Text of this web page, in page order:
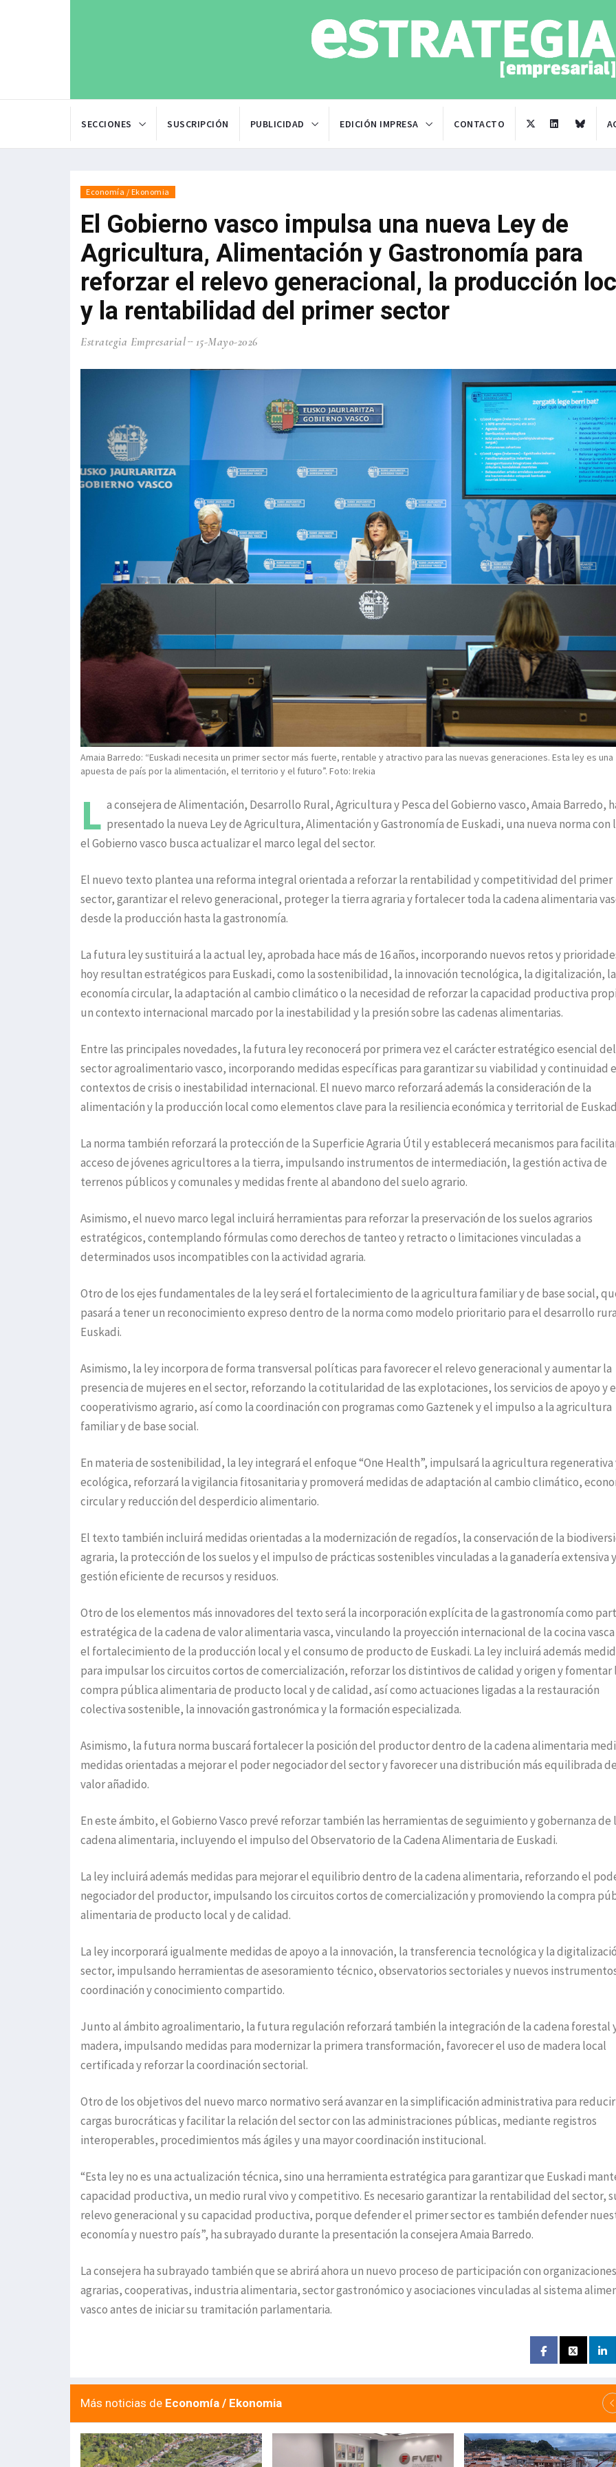
SECCIONES SUSCRIPCIÓN PUBLICIDAD EDICIÓN IMPRESA CONTACTO
Economía / Ekonomia
El Gobierno vasco impulsa una nueva Ley de
Agricultura, Alimentación y Gastronomía para
reforzar el relevo generacional, la producción
y la rentabilidad del primer sector
Estrategia Empresarial 15-Mayo-2026
Amaia Barredo: “Euskadi necesita un primer sector más fuerte, rentable y atractivo para las nuevas generaciones. Esta ley es una
apuesta de país por la alimentación, el territorio y el futuro”. Foto: Irekia
L a consejera de Alimentación, Desarrollo Rural, Agricultura y Pesca del Gobierno vasco, Amaia Barredo,
presentado la nueva Ley de Agricultura, Alimentación y Gastronomía de Euskadi, una nueva norma con
el Gobierno vasco busca actualizar el marco legal del sector.
El nuevo texto plantea una reforma integral orientada a reforzar la rentabilidad y competitividad del primer
sector, garantizar el relevo generacional, proteger la tierra agraria y fortalecer toda la cadena alimentaria
desde la producción hasta la gastronomía.
La futura ley sustituirá a la actual ley, aprobada hace más de 16 años, incorporando nuevos retos y
hoy resultan estratégicos para Euskadi, como la sostenibilidad, la innovación tecnológica, la digitalización, la
economía circular, la adaptación al cambio climático o la necesidad de reforzar la capacidad productiva
un contexto internacional marcado por la inestabilidad y la presión sobre las cadenas alimentarias.
Entre las principales novedades, la futura ley reconocerá por primera vez el carácter estratégico esencial del
sector agroalimentario vasco, incorporando medidas específicas para garantizar su viabilidad y continuidad
contextos de crisis o inestabilidad internacional. El nuevo marco reforzará además la consideración de la
alimentación y la producción local como elementos clave para la resiliencia económica y territorial de
La norma también reforzará la protección de la Superficie Agraria Útil y establecerá mecanismos para
acceso de jóvenes agricultores a la tierra, impulsando instrumentos de intermediación, la gestión activa de
terrenos públicos y comunales y medidas frente al abandono del suelo agrario.
Asimismo, el nuevo marco legal incluirá herramientas para reforzar la preservación de los suelos agrarios
estratégicos, contemplando fórmulas como derechos de tanteo y retracto o limitaciones vinculadas a
determinados usos incompatibles con la actividad agraria.
Otro de los ejes fundamentales de la ley será el fortalecimiento de la agricultura familiar y de base social,
pasará a tener un reconocimiento expreso dentro de la norma como modelo prioritario para el desarrollo
Euskadi.
Asimismo, la ley incorpora de forma transversal políticas para favorecer el relevo generacional y aumentar la
presencia de mujeres en el sector, reforzando la cotitularidad de las explotaciones, los servicios de apoyo y
cooperativismo agrario, así como la coordinación con programas como Gaztenek y el impulso a la agricultura
familiar y de base social.
En materia de sostenibilidad, la ley integrará el enfoque “One Health”, impulsará la agricultura regenerativa
ecológica, reforzará la vigilancia fitosanitaria y promoverá medidas de adaptación al cambio climático,
circular y reducción del desperdicio alimentario.
El texto también incluirá medidas orientadas a la modernización de regadíos, la conservación de la
agraria, la protección de los suelos y el impulso de prácticas sostenibles vinculadas a la ganadería extensiva
gestión eficiente de recursos y residuos.
Otro de los elementos más innovadores del texto será la incorporación explícita de la gastronomía como
estratégica de la cadena de valor alimentaria vasca, vinculando la proyección internacional de la cocina
el fortalecimiento de la producción local y el consumo de producto de Euskadi. La ley incluirá además
para impulsar los circuitos cortos de comercialización, reforzar los distintivos de calidad y origen y fomentar
compra pública alimentaria de producto local y de calidad, así como actuaciones ligadas a la restauración
colectiva sostenible, la innovación gastronómica y la formación especializada.
Asimismo, la futura norma buscará fortalecer la posición del productor dentro de la cadena alimentaria
medidas orientadas a mejorar el poder negociador del sector y favorecer una distribución más equilibrada
valor añadido.
En este ámbito, el Gobierno Vasco prevé reforzar también las herramientas de seguimiento y gobernanza de
cadena alimentaria, incluyendo el impulso del Observatorio de la Cadena Alimentaria de Euskadi.
La ley incluirá además medidas para mejorar el equilibrio dentro de la cadena alimentaria, reforzando el
negociador del productor, impulsando los circuitos cortos de comercialización y promoviendo la compra
alimentaria de producto local y de calidad.
La ley incorporará igualmente medidas de apoyo a la innovación, la transferencia tecnológica y la
sector, impulsando herramientas de asesoramiento técnico, observatorios sectoriales y nuevos
coordinación y conocimiento compartido.
Junto al ámbito agroalimentario, la futura regulación reforzará también la integración de la cadena forestal
madera, impulsando medidas para modernizar la primera transformación, favorecer el uso de madera local
certificada y reforzar la coordinación sectorial.
Otro de los objetivos del nuevo marco normativo será avanzar en la simplificación administrativa para reducir
cargas burocráticas y facilitar la relación del sector con las administraciones públicas, mediante registros
interoperables, procedimientos más ágiles y una mayor coordinación institucional.
“Esta ley no es una actualización técnica, sino una herramienta estratégica para garantizar que Euskadi
capacidad productiva, un medio rural vivo y competitivo. Es necesario garantizar la rentabilidad del sector,
relevo generacional y su capacidad productiva, porque defender el primer sector es también defender
economía y nuestro país”, ha subrayado durante la presentación la consejera Amaia Barredo.
La consejera ha subrayado también que se abrirá ahora un nuevo proceso de participación con organizaciones
agrarias, cooperativas, industria alimentaria, sector gastronómico y asociaciones vinculadas al sistema
vasco antes de iniciar su tramitación parlamentaria.
Más noticias de Economía / Ekonomia